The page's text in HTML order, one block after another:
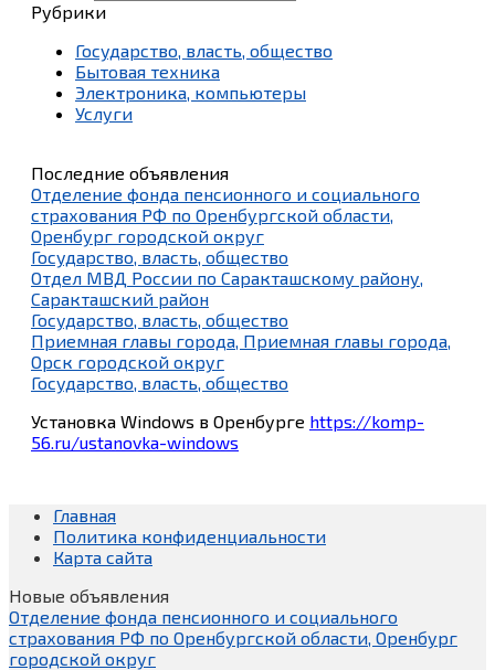
Рубрики
Государство, власть, общество
Бытовая техника
Электроника, компьютеры
Услуги
Последние объявления
Отделение фонда пенсионного и социального
страхования РФ по Оренбургской области,
Оренбург городской округ
Государство, власть, общество
Отдел МВД России по Саракташскому району,
Саракташский район
Государство, власть, общество
Приемная главы города, Приемная главы города,
Орск городской округ
Государство, власть, общество
Установка Windows в Оренбурге https://komp-
56.ru/ustanovka-windows
Главная
Политика конфиденциальности
Карта сайта
Новые объявления
Отделение фонда пенсионного и социального
страхования РФ по Оренбургской области, Оренбург
городской округ